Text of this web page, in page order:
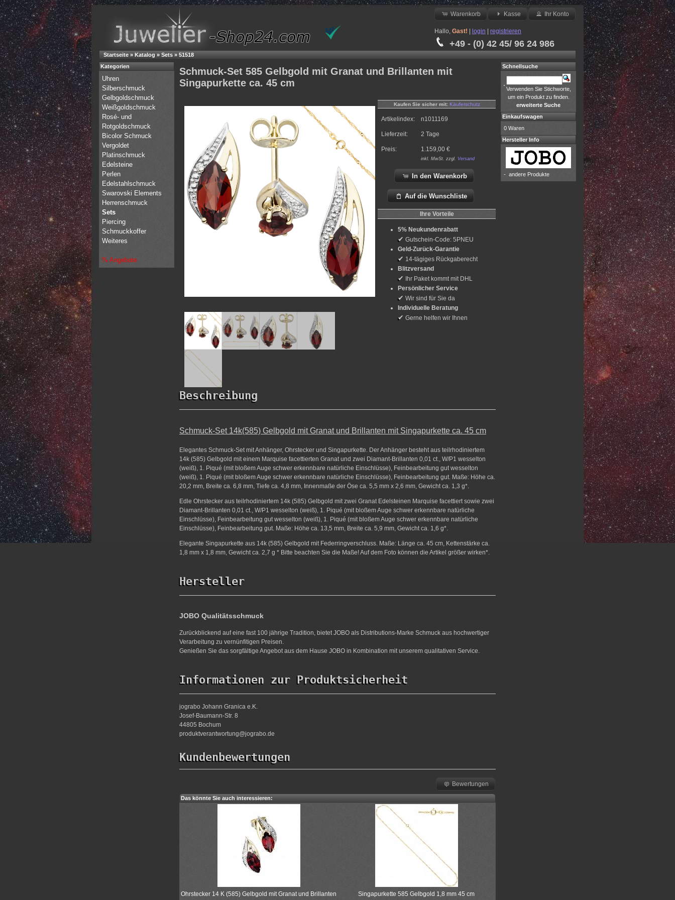
Warenkorb Kasse Ihr Konto
Hallo, Gast! login registrieren
+49 - (0) 42 45/ 96 24 986
Startseite » Katalog » Sets » 51518
Schmuck-Set 585 Gelbgold mit Granat und Brillanten mit
Singapurkette ca. 45 cm
Kaufen Sie sicher mit: Käuferschutz
Artikelindex: n1011169
Lieferzeit: 2 Tage
Preis: 1.159,00 €
inkl. MwSt. zzgl. Versand
In den Warenkorb
Auf die Wunschliste
Ihre Vorteile
5% Neukundenrabatt
✔ Gutschein-Code: 5PNEU
Geld-Zurück-Garantie
✔ 14-tägiges Rückgaberecht
Blitzversand
✔
Ihr Paket kommt mit DHL
Persönlicher Service
✔ Wir sind für Sie da
Individuelle Beratung
✔ Gerne helfen wir Ihnen
Beschreibung
Schmuck-Set 14k(585) Gelbgold mit Granat und Brillanten mit Singapurkette ca. 45 cm
Elegantes Schmuck-Set mit Anhänger, Ohrstecker und Singapurkette. Der Anhänger besteht aus teilrhodiniertem
14k (585) Gelbgold mit einem Marquise facettierten Granat und zwei Diamant-Brillanten 0,01 ct., W/P1 wesselton
(weiß), 1. Piqué (mit bloßem Auge schwer erkennbare natürliche Einschlüsse), Feinbearbeitung gut wesselton
(weiß), 1. Piqué (mit bloßem Auge schwer erkennbare natürliche Einschlüsse), Feinbearbeitung gut. Maße: Höhe ca.
20,2 mm, Breite ca. 6,8 mm, Tiefe ca. 4,8 mm, Innenmaße der Öse ca. 5,5 mm x 2,6 mm, Gewicht ca. 1,3 g*.
Edle Ohrstecker aus teilrhodiniertem 14k (585) Gelbgold mit zwei Granat Edelsteinen Marquise facettiert sowie zwei
Diamant-Brillanten 0,01 ct., W/P1 wesselton (weiß), 1. Piqué (mit bloßem Auge schwer erkennbare natürliche
Einschlüsse), Feinbearbeitung gut wesselton (weiß), 1. Piqué (mit bloßem Auge schwer erkennbare natürliche
Einschlüsse), Feinbearbeitung gut. Maße: Höhe ca. 13,5 mm, Breite ca. 5,9 mm, Gewicht ca. 1,6 g*.
Elegante Singapurkette aus 14k (585) Gelbgold mit Federringverschluss. Maße: Länge ca. 45 cm, Kettenstärke ca.
1,8 mm x 1,8 mm, Gewicht ca. 2,7 g * Bitte beachten Sie die Maße! Auf dem Foto können die Artikel größer wirken*.
Hersteller
JOBO Qualitätsschmuck
Zurückblickend auf eine fast 100 jährige Tradition, bietet JOBO als Distributions-Marke Schmuck aus hochwertiger
Verarbeitung zu vernünfitigen Preisen.
Genießen Sie das sorgfältige Angebot aus dem Hause JOBO in Kombination mit unserem qualitativen Service.
Informationen zur Produktsicherheit
jograbo Johann Granica e.K.
Josef-Baumann-Str. 8
44805 Bochum
produktverantwortung@jograbo.de
Kundenbewertungen
Bewertungen
Das könnte Sie auch interessieren:
Ohrstecker 14 K (585) Gelbgold mit Granat und Brillanten
Singapurkette 585 Gelbgold 1,8 mm 45 cm
Kategorien
Uhren
Silberschmuck
Gelbgoldschmuck
Weißgoldschmuck
Rosé- und
Rotgoldschmuck
Bicolor Schmuck
Vergoldet
Platinschmuck
Edelsteine
Perlen
Edelstahlschmuck
Swarovski Elements
Herrenschmuck
Sets
Piercing
Schmuckkoffer
Weiteres
% Angebote
Schnellsuche
Verwenden Sie Stichworte,
um ein Produkt zu finden.
erweiterte Suche
Einkaufswagen
0 Waren
Hersteller Info
- andere Produkte